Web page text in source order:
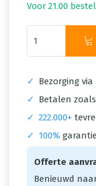
Voor 21.00
✓ Bezorging
✓
Betalen
✓ 222.000+
✓
100%
Offerte
Benieuwd